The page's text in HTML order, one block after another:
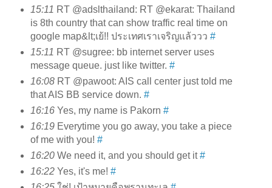
15:11 RT @adslthailand: RT @ekarat: Thailand
is 8th country that can show traffic real time on
google map&lt;เย้!! ประเทศเราเจริญแล้ววว #
15:11 RT @sugree: bb internet server uses
message queue. just like twitter. #
16:08RT @pawoot: AIS call center just told me
that AIS BB service down. #
16:16Yes, my name is Pakorn #
16:19Everytime you go away, you take a piece
of me with you! #
16:20We need it, and you should get it#
16:22Yes, it's me! #